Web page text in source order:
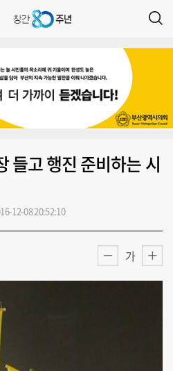
들고 행진 준비하는 시
12-08 20:52:10
가